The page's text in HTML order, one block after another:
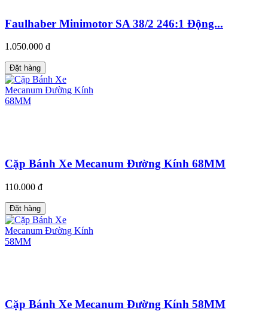
Faulhaber Minimotor SA 38/2 246:1 Động...
1.050.000 đ
Đặt hàng
Cặp Bánh Xe Mecanum Đường Kính 68MM
110.000 đ
Đặt hàng
Cặp Bánh Xe Mecanum Đường Kính 58MM